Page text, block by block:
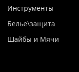
Инструменты
Белье\защита
Шайбы и Мячи